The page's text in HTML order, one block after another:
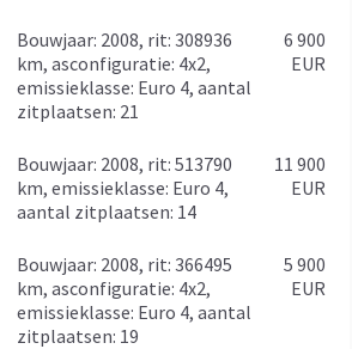
bouwjaar: 2008, rit: 308936
km, asconfiguratie: 4x2,
emissieklasse: Euro 4, aantal
zitplaatsen: 21
6 900
EUR
bouwjaar: 2008, rit: 513790
km, emissieklasse: Euro 4,
aantal zitplaatsen: 14
11 900
EUR
bouwjaar: 2008, rit: 366495
km, asconfiguratie: 4x2,
emissieklasse: Euro 4, aantal
zitplaatsen: 19
5 900
EUR